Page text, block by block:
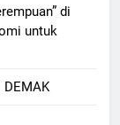
di
untuk
DEMAK
di